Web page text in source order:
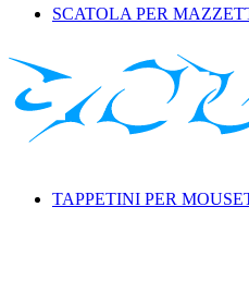
SCATOLA PER
TAPPETINI PER MOUSE